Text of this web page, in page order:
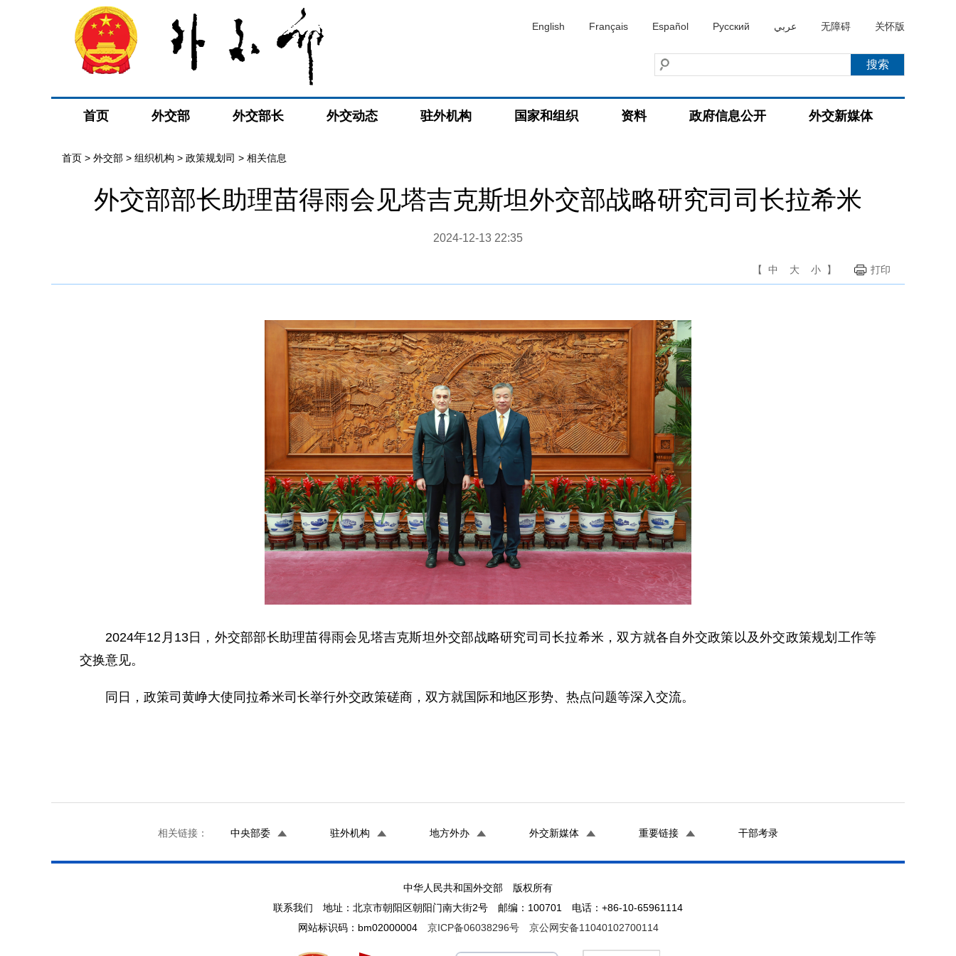
English Français Español Русский عربي 无障碍 关怀版
首页 外交部 外交部长 外交动态 驻外机构 国家和组织 资料 政府信息公开 外交新媒体
首页 > 外交部 > 组织机构 > 政策规划司 > 相关信息
外交部部长助理苗得雨会见塔吉克斯坦外交部战略研究司司长拉希米
2024-12-13 22:35
【 中 大 小 】 打印
2024年12月13日，外交部部长助理苗得雨会见塔吉克斯坦外交部战略研究司司长拉希米，双方就各自外交政策以及外交政策规划工作等
交换意见。
同日，政策司黄峥大使同拉希米司长举行外交政策磋商，双方就国际和地区形势、热点问题等深入交流。
相关链接： 中央部委 驻外机构 地方外办 外交新媒体 重要链接 干部考录
中华人民共和国外交部 版权所有
联系我们 地址：北京市朝阳区朝阳门南大街2号 邮编：100701 电话：+86-10-65961114
网站标识码：bm02000004 京ICP备06038296号 京公网安备11040102700114